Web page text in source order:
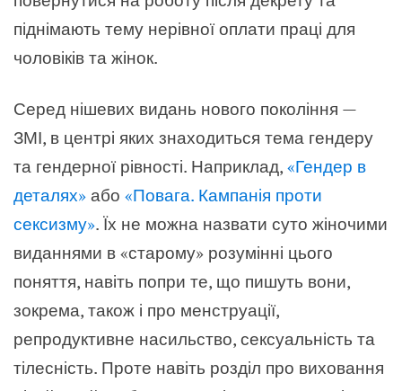
піднімають тему нерівної оплати праці для
чоловіків та жінок.
Серед нішевих видань нового покоління —
ЗМІ, в центрі яких знаходиться тема гендеру
та гендерної рівності. Наприклад, «Гендер в
деталях» або «Повага. Кампанія проти
сексизму». Їх не можна назвати суто жіночими
виданнями в «старому» розумінні цього
поняття, навіть попри те, що пишуть вони,
зокрема, також і про менструації,
репродуктивне насильство, сексуальність та
тілесність. Проте навіть розділ про виховання